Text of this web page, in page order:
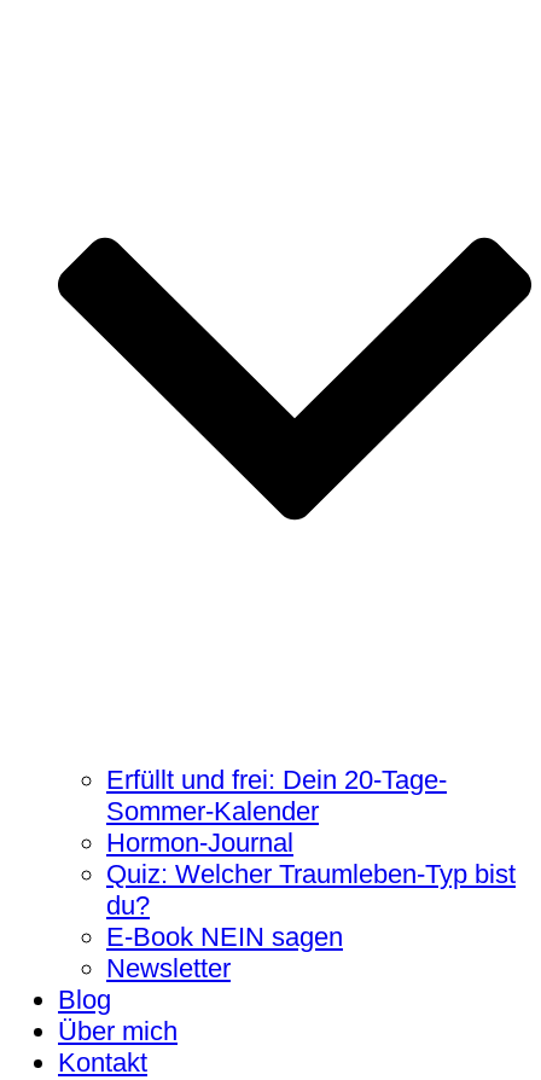
Erfüllt und frei: Dein 20-Tage-
Sommer-Kalender
Hormon-Journal
Quiz: Welcher Traumleben-Typ bist
du?
E-Book NEIN sagen
Newsletter
Blog
Über mich
Kontakt